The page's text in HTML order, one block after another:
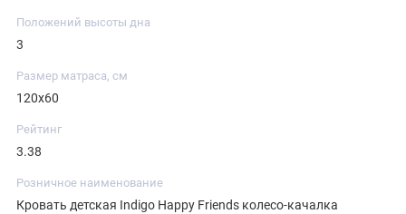
Положений высоты дна
3
Размер матраса, см
120х60
Рейтинг
3.38
Розничное наименование
Кровать детская Indigo Happy Friends колесо-качалка